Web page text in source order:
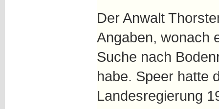
Der Anwalt
Angaben, wonach
Suche nach
habe. Speer hatte
Landesregierung